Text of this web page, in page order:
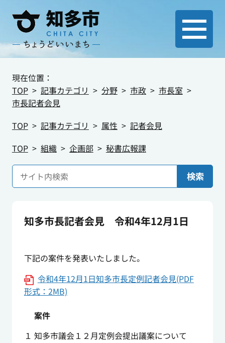
現在位置：
TOP
記事カテゴリ 分野 市政
市長室
市長記者会見
TOP
記事カテゴリ 属性
記者会見
TOP
組織 企画部 秘書広報課
検索
知多市長記者会見 令和4年12月1日
下記の案件を発表いたしました。
令和4年12月1日知多市長定例記者会見(PDF
形式：2MB)
案件
１ 知多市議会１２月定例会提出議案について